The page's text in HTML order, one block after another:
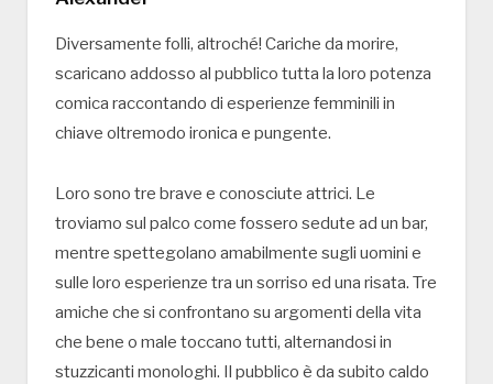
Diversamente folli, altroché! Cariche da morire,
scaricano addosso al pubblico tutta la loro potenza
comica raccontando di esperienze femminili in
chiave oltremodo ironica e pungente.
Loro sono tre brave e conosciute attrici. Le
troviamo sul palco come fossero sedute ad un bar,
mentre spettegolano amabilmente sugli uomini e
sulle loro esperienze tra un sorriso ed una risata. Tre
amiche che si confrontano su argomenti della vita
che bene o male toccano tutti, alternandosi in
stuzzicanti monologhi. Il pubblico è da subito caldo